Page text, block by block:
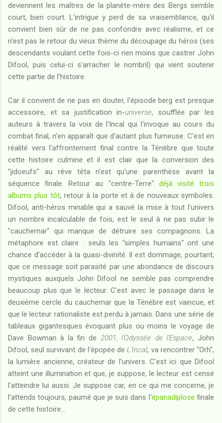
deviennent les maîtres de la planète-mère des Bergs semble
court, bien court. L'intrigue y perd de sa vraisemblance, qu'il
convient bien sûr de ne pas confondre avec réalisme, et ce
n'est pas le retour du vieux thème du découpage du héros (ses
descendants voulant cette fois-ci rien moins que castrer John
Difool, puis celui-ci s'arracher le nombril) qui vient soutenir
cette partie de l'histoire.
Car il convient de ne pas en douter, l'épisode berg est presque
accessoire, et sa justification in-universe, soufflée par les
auteurs à travers la voix de l'Incal qui l'invoque au cours du
combat final, n'en apparaît que d'autant plus fumeuse. C'est en
réalité vers l'affrontement final contre la Ténèbre que toute
cette histoire culmine et il est clair que la conversion des
"jidoeufs" au rêve têta n'est qu'une parenthèse avant la
séquence finale. Retour au "centre-Terre" déjà visité trois
albums plus tôt, retour à la porte et à de nouveaux symboles.
Difool, anti-héros minable qui a sauvé la mise à tout l'univers
un nombre incalculable de fois, est le seul à ne pas subir le
"cauchemar" qui manque de détruire ses compagnons. La
métaphore est claire : seuls les "simples humains" ont une
chance d'accéder à la quasi-divinité. Il est dommage, pourtant,
que ce message soit parasité par une abondance de discours
mystiques auxquels John Difool ne semble pas comprendre
beaucoup plus que le lecteur. C'est avec le passage dans le
deuxième cercle du cauchemar que la Ténèbre est vaincue, et
que le lecteur rationaliste est perdu à jamais. Dans une série de
tableaux gigantesques évoquant plus ou moins le voyage de
Dave Bowman à la fin de 2001, l'Odyssée de l'Espace, John
Difool, seul survivant de l'épopée deL'Incal, va rencontrer "Orh",
la lumière ancienne, créateur de l'univers. C'est ici que Difool
atteint une illumination et que, je suppose, le lecteur est censé
l'atteindre lui aussi. Je suppose car, en ce qui me concerne, je
l'attends toujours, paumé que je suis dans l'épanadiplose finale
de cette histoire...